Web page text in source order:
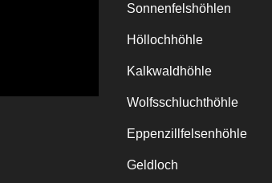
Sonnenfelshöhlen
Höllochhöhle
Kalkwaldhöhle
Wolfsschluchthöhle
Eppenzillfelsenhöhle
Geldloch